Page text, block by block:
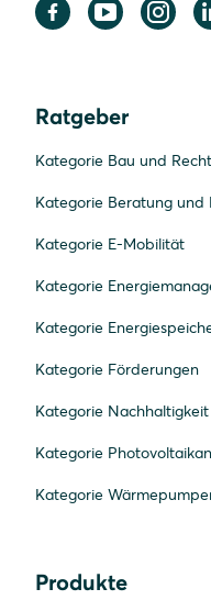
Ratgeber
Kategorie Bau und Recht
Kategorie Beratung und
Kategorie E-Mobilität
Kategorie
Kategorie
Kategorie Förderungen
Kategorie Nachhaltigkeit
Kategorie
Kategorie
Produkte